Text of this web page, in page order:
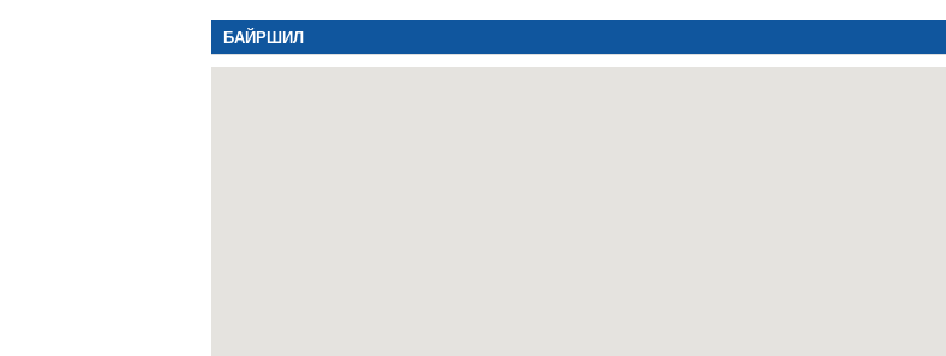
БАЙРШИЛ